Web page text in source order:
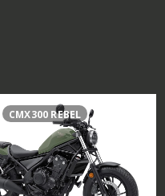
CMX300 REBEL